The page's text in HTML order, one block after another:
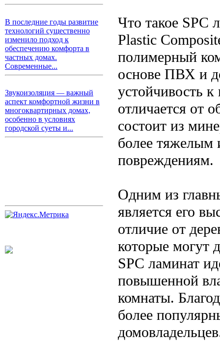
В последние годы развитие
технологий существенно
изменило подход к
обеспечению комфорта в
частных домах.
Современные...
Звукоизоляция — важный
аспект комфортной жизни в
многоквартирных домах,
особенно в условиях
городской суеты и...
Что такое SPC
Plastic
полимерный
основе ПВХ и
устойчивость
отличается от
состоит из
более тяжелым
повреждениям.
Одним из
является его
отличие от
которые могут
SPC ламинат
повышенной
комнаты.
более